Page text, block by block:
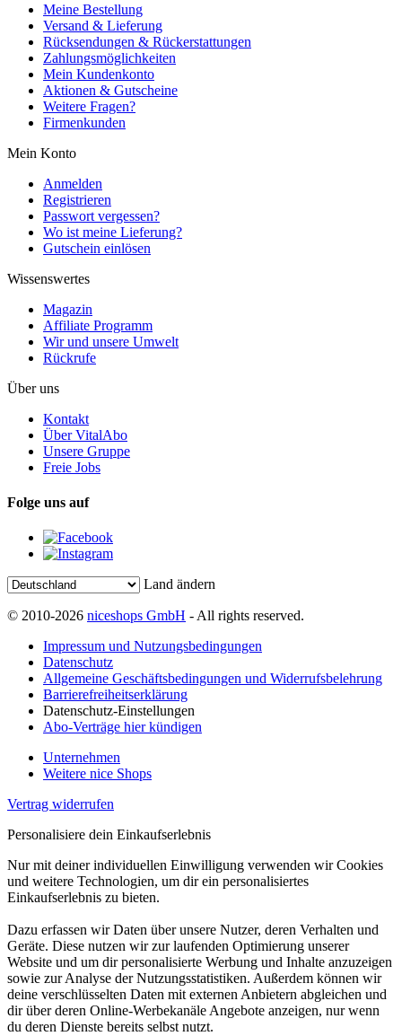
Meine Bestellung
Versand & Lieferung
Rücksendungen & Rückerstattungen
Zahlungsmöglichkeiten
Mein Kundenkonto
Aktionen & Gutscheine
Weitere Fragen?
Firmenkunden
Mein Konto
Anmelden
Registrieren
Passwort vergessen?
Wo ist meine Lieferung?
Gutschein einlösen
Wissenswertes
Magazin
Affiliate Programm
Wir und unsere Umwelt
Rückrufe
Über uns
Kontakt
Über VitalAbo
Unsere Gruppe
Freie Jobs
Folge uns auf
Land ändern
© 2010-2026 niceshops GmbH - All rights reserved.
Impressum und Nutzungsbedingungen
Datenschutz
Allgemeine Geschäftsbedingungen und Widerrufsbelehrung
Barrierefreiheitserklärung
Datenschutz-Einstellungen
Abo-Verträge hier kündigen
Unternehmen
Weitere nice Shops
Vertrag widerrufen
Personalisiere dein Einkaufserlebnis
Nur mit deiner individuellen Einwilligung verwenden wir Cookies
und weitere Technologien, um dir ein personalisiertes
Einkaufserlebnis zu bieten.
Dazu erfassen wir Daten über unsere Nutzer, deren Verhalten und
Geräte. Diese nutzen wir zur laufenden Optimierung unserer
Website und um dir personalisierte Werbung und Inhalte anzuzeigen
sowie zur Analyse der Nutzungsstatistiken. Außerdem können wir
deine verschlüsselten Daten mit externen Anbietern abgleichen und
dir über deren Online-Werbekanäle Angebote anzeigen, nur wenn
du deren Dienste bereits selbst nutzt.